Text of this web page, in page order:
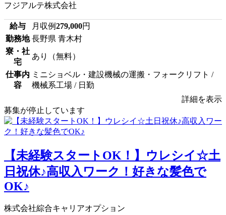
フジアルテ株式会社
給与 月収例279,000円
勤務地 長野県 青木村
寮・社
宅
あり（無料）
仕事内
容
ミニショベル・建設機械の運搬・フォークリフト /
機械系工場 / 日勤
詳細を表示
募集が停止しています
【未経験スタートOK！】ウレシイ☆土
日祝休♪高収入ワーク！好きな髪色で
OK♪
株式会社綜合キャリアオプション